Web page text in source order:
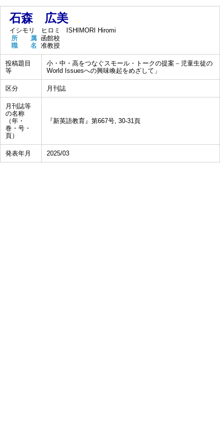
石森 広美
イシモリ ヒロミ
ISHIMORI Hiromi
所 属 函館校
職 名 准教授
投稿題目
等
小・中・高をつなぐスモール・トークの提案－児童生徒の
World Issuesへの興味喚起をめざして」
区分 月刊誌
月刊誌等
の名称
（年・
巻・号・
頁）
『新英語教育』第667号, 30-31頁
発表年月 2025/03